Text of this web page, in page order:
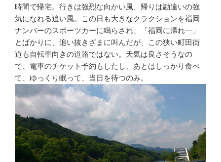
時間で帰宅。行きは強烈な向かい風、帰りは勘違いの強
気になれる追い風。この日も大きなクラクションを福岡
ナンバーのスポーツカーに鳴らされ、「福岡に帰れ―」
とばかりに、追い抜きざまに叫んだが、この狭い町田街
道も自転車向きの道路ではない。天気は良さそうなの
で、電車のチケット予約もしたし、あとはしっかり食べ
て、ゆっくり眠って、当日を待つのみ。